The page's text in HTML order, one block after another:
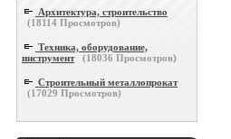
Архитектура, строительство
(18114 Просмотров)
Техника, оборудование,
инструмент
(18036 Просмотров)
Строительный металлопрокат
(17029 Просмотров)